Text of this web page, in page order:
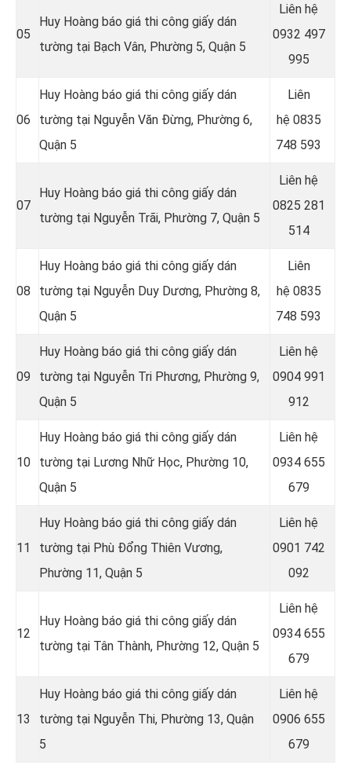
05
Huy Hoàng báo giá thi công giấy dán
tường tại Bạch Vân, Phường 5, Quận 5
Liên hệ
0932 497
995
06
Huy Hoàng báo giá thi công giấy dán
tường tại Nguyễn Văn Đừng, Phường 6,
Quận 5
Liên
hệ 0835
748 593
07
Huy Hoàng báo giá thi công giấy dán
tường tại Nguyễn Trãi, Phường 7, Quận 5
Liên hệ
0825 281
514
08
Huy Hoàng báo giá thi công giấy dán
tường tại Nguyễn Duy Dương, Phường 8,
Quận 5
Liên
hệ 0835
748 593
09
Huy Hoàng báo giá thi công giấy dán
tường tại Nguyễn Tri Phương, Phường 9,
Quận 5
Liên hệ
0904 991
912
10
Huy Hoàng báo giá thi công giấy dán
tường tại Lương Nhữ Học, Phường 10,
Quận 5
Liên hệ
0934 655
679
11
Huy Hoàng báo giá thi công giấy dán
tường tại Phù Đổng Thiên Vương,
Phường 11, Quận 5
Liên hệ
0901 742
092
12
Huy Hoàng báo giá thi công giấy dán
tường tại Tân Thành, Phường 12, Quận 5
Liên hệ
0934 655
679
13
Huy Hoàng báo giá thi công giấy dán
tường tại Nguyễn Thi, Phường 13, Quận
5
Liên hệ
0906 655
679